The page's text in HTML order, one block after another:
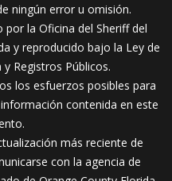
ningún error u omisión.
la Oficina del Sheriff del
y reproducido bajo la Ley de
Registros Públicos.
los esfuerzos posibles para
contenida en este
más reciente de
con la agencia de